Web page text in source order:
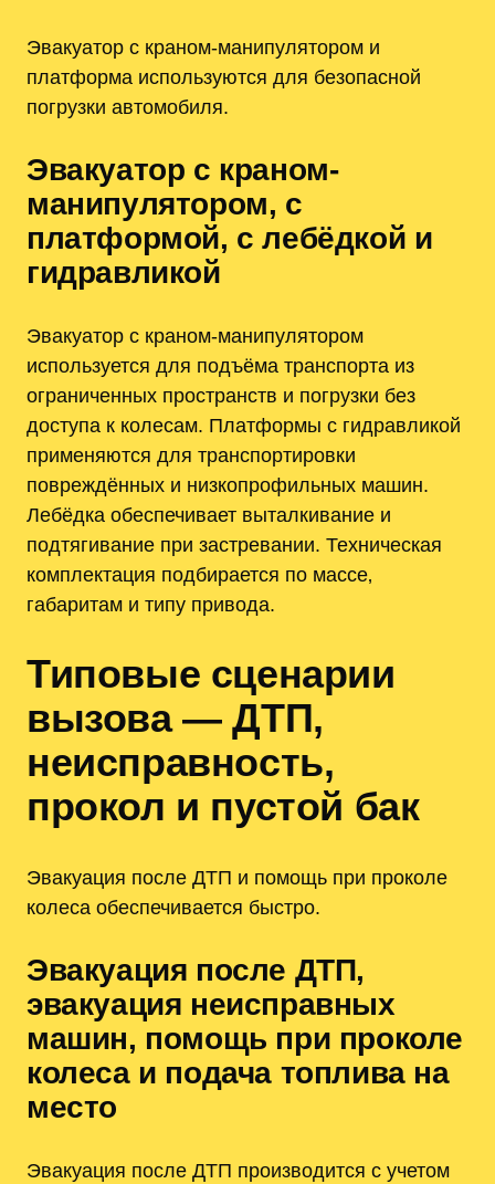
Эвакуатор с краном-манипулятором и
платформа используются для безопасной
погрузки автомобиля.
Эвакуатор с краном-
манипулятором‚ с
платформой‚ с лебёдкой и
гидравликой
Эвакуатор с краном-манипулятором
используется для подъёма транспорта из
ограниченных пространств и погрузки без
доступа к колесам. Платформы с гидравликой
применяются для транспортировки
повреждённых и низкопрофильных машин.
Лебёдка обеспечивает выталкивание и
подтягивание при застревании. Техническая
комплектация подбирается по массе‚
габаритам и типу привода.
Типовые сценарии
вызова — ДТП‚
неисправность‚
прокол и пустой бак
Эвакуация после ДТП и помощь при проколе
колеса обеспечивается быстро.
Эвакуация после ДТП‚
эвакуация неисправных
машин‚ помощь при проколе
колеса и подача топлива на
место
Эвакуация после ДТП производится с учетом